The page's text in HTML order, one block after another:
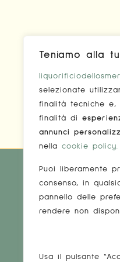
Teniamo alla
selezionate
finalità tecniche e,
finalità di
annunci
nella cookie policy.
Puoi liberamente
consenso, in
pannello delle
rendere non
Usa il pulsante